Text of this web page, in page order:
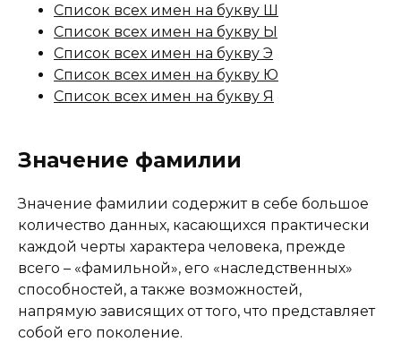
Список всех имен на букву Ш
Список всех имен на букву Ы
Список всех имен на букву Э
Список всех имен на букву Ю
Список всех имен на букву Я
Значение фамилии
Значение фамилии содержит в себе большое
количество данных, касающихся практически
каждой черты характера человека, прежде
всего – «фамильной», его «наследственных»
способностей, а также возможностей,
напрямую зависящих от того, что представляет
собой его поколение.